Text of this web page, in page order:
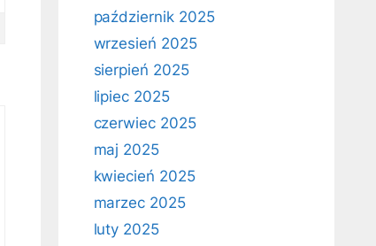
październik 2025
wrzesień 2025
sierpień 2025
lipiec 2025
czerwiec 2025
maj 2025
kwiecień 2025
marzec 2025
luty 2025